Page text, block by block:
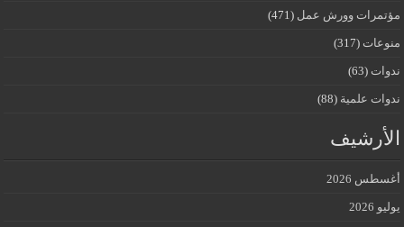
مؤتمرات وورش عمل (471)
منوعات (317)
ندوات (63)
ندوات علمية (88)
الأرشيف
أغسطس 2026
يوليو 2026